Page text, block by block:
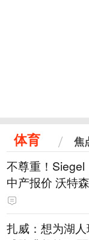
体育 焦
不尊重！
中产报价 沃特
扎威：想为湖